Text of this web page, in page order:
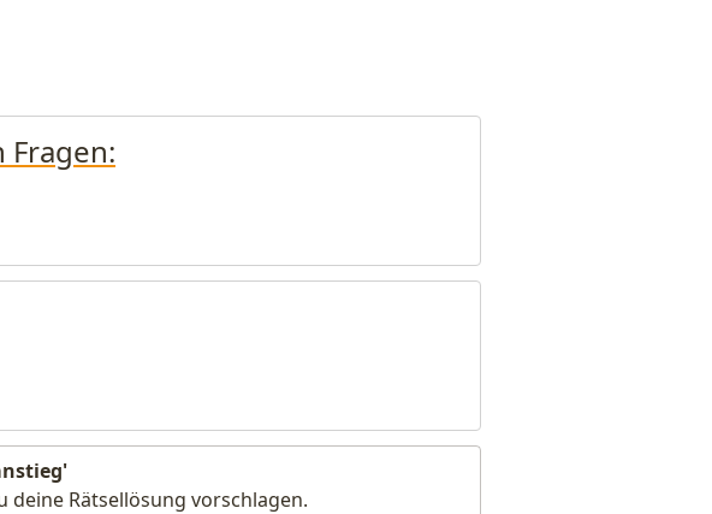
Fragen:
deine Rätsellösung vorschlagen.